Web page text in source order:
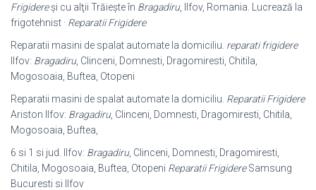
Frigidereşi cu alţii Trăieşte în Bragadiru, Ilfov, Romania. Lucrează la
frigotehnist · Reparatii Frigidere
Reparatii masini de spalat automate la domiciliu. reparati frigidere
Ilfov: Bragadiru, Clinceni, Domnesti, Dragomiresti, Chitila,
Mogosoaia, Buftea, Otopeni
Reparatii masini de spalat automate la domiciliu. Reparatii Frigidere
Ariston Ilfov: Bragadiru, Clinceni, Domnesti, Dragomiresti, Chitila,
Mogosoaia, Buftea,
6 si 1 si jud. Ilfov: Bragadiru, Clinceni, Domnesti, Dragomiresti,
Chitila, Mogosoaia, Buftea, Otopeni Reparatii FrigidereSamsung
Bucuresti si Ilfov